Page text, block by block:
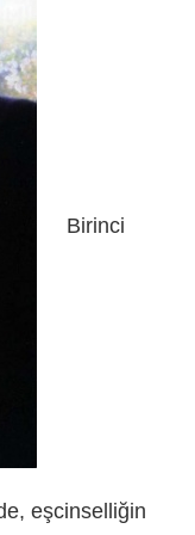
Birinci
eşcinselliğin